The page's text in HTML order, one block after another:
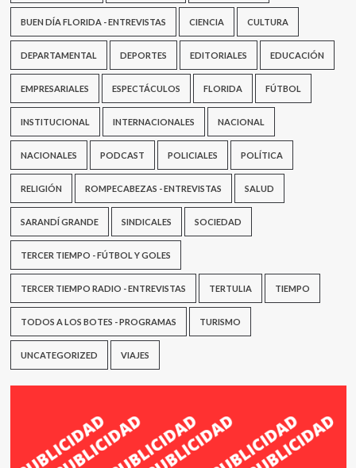
BUEN DÍA FLORIDA - ENTREVISTAS CIENCIA CULTURA
DEPARTAMENTAL DEPORTES EDITORIALES EDUCACIÓN
EMPRESARIALES ESPECTÁCULOS FLORIDA FÚTBOL
INSTITUCIONAL INTERNACIONALES NACIONAL
NACIONALES PODCAST POLICIALES POLÍTICA
RELIGIÓN ROMPECABEZAS - ENTREVISTAS SALUD
SARANDÍ GRANDE SINDICALES SOCIEDAD
TERCER TIEMPO - FÚTBOL Y GOLES
TERCER TIEMPO RADIO - ENTREVISTAS TERTULIA TIEMPO
TODOS A LOS BOTES - PROGRAMAS TURISMO
UNCATEGORIZED VIAJES